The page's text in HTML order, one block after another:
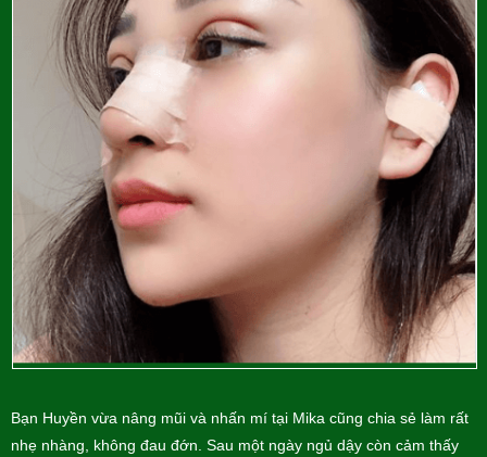
Bạn Huyền vừa nâng mũi và nhấn mí tại Mika cũng chia sẻ làm rất
nhẹ nhàng, không đau đớn. Sau một ngày ngủ dậy còn cảm thấy